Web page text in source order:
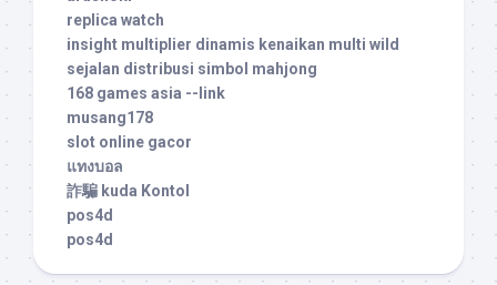
replica watch
insight multiplier dinamis kenaikan multi wild
sejalan distribusi simbol mahjong
168 games asia --link
musang178
slot online gacor
แทงบอล
詐騙 kuda Kontol
pos4d
pos4d